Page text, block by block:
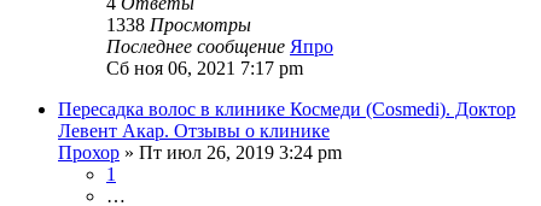
1338 Просмотры
Последнее сообщение Япро
Сб ноя 06, 2021 7:17 pm
Пересадка волос в клинике Космеди (Cosmedi). Доктор
Левент Акар. Отзывы о клинике
Прохор » Пт июл 26, 2019 3:24 pm
1
…